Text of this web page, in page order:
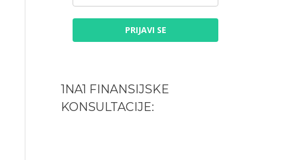
PRIJAVI SE
1NA1 FINANSIJSKE
KONSULTACIJE: